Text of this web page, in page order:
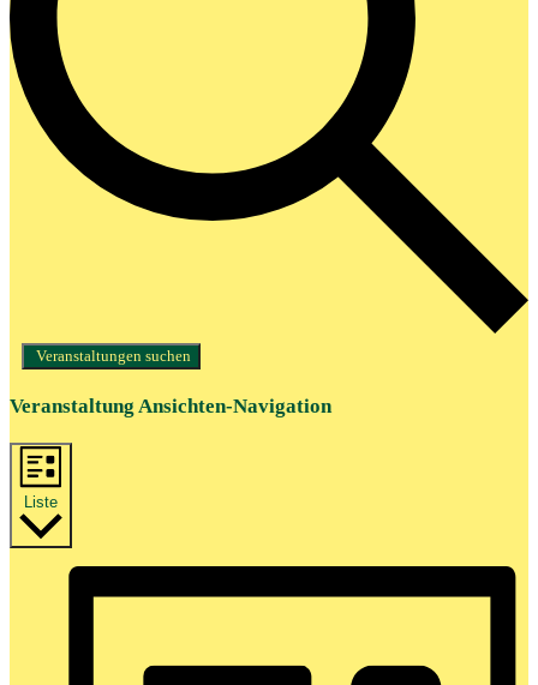
Veranstaltungen suchen
Veranstaltung Ansichten-Navigation
Liste